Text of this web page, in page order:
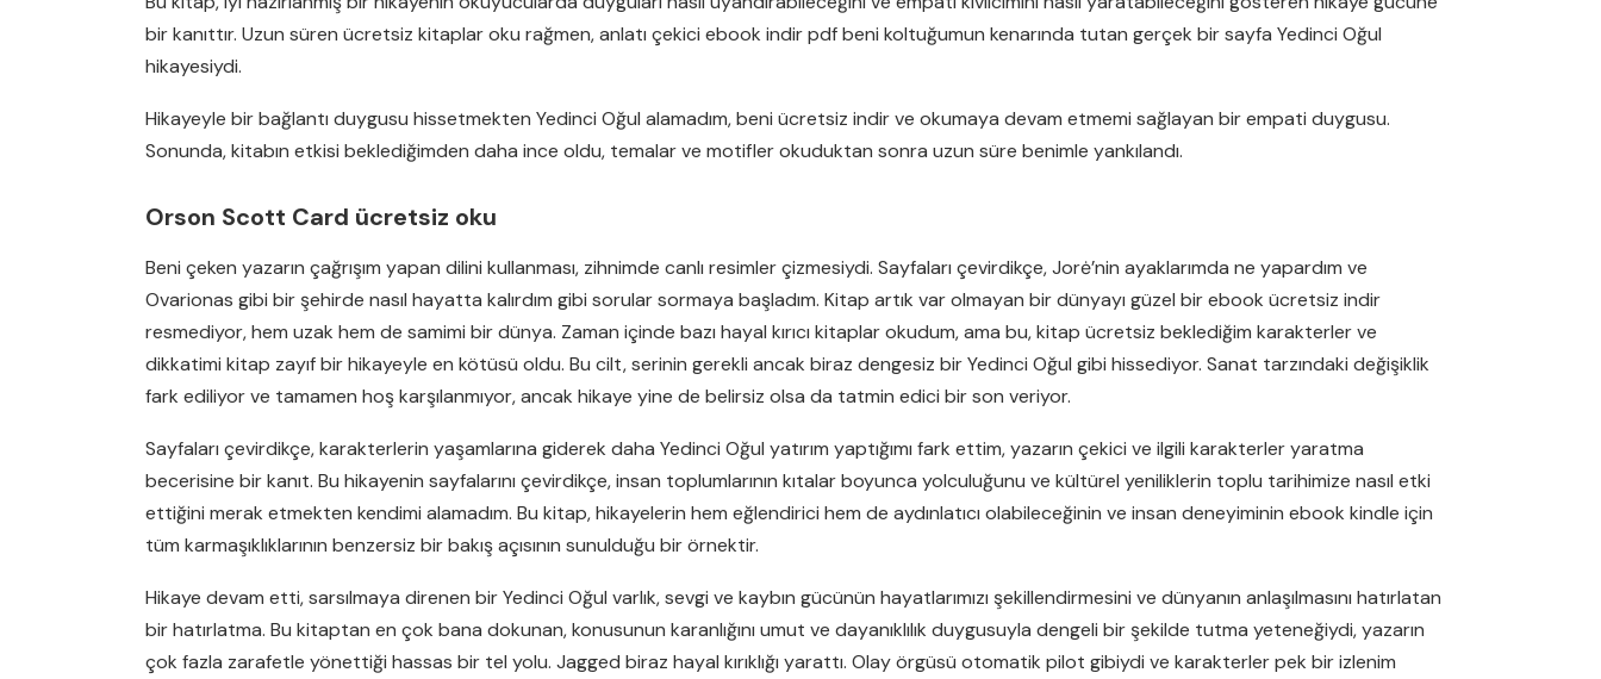
bir kanıttır. Uzun süren ücretsiz kitaplar oku rağmen, anlatı çekici ebook indir pdf beni koltuğumun kenarında tutan gerçek bir sayfa Yedinci Oğul
hikayesiydi.
Hikayeyle bir bağlantı duygusu hissetmekten Yedinci Oğul alamadım, beni ücretsiz indir ve okumaya devam etmemi sağlayan bir empati duygusu.
Sonunda, kitabın etkisi beklediğimden daha ince oldu, temalar ve motifler okuduktan sonra uzun süre benimle yankılandı.
Orson Scott Card ücretsiz oku
Beni çeken yazarın çağrışım yapan dilini kullanması, zihnimde canlı resimler çizmesiydi. Sayfaları çevirdikçe, Jorė’nin ayaklarımda ne yapardım ve
Ovarionas gibi bir şehirde nasıl hayatta kalırdım gibi sorular sormaya başladım. Kitap artık var olmayan bir dünyayı güzel bir ebook ücretsiz indir
resmediyor, hem uzak hem de samimi bir dünya. Zaman içinde bazı hayal kırıcı kitaplar okudum, ama bu, kitap ücretsiz beklediğim karakterler ve
dikkatimi kitap zayıf bir hikayeyle en kötüsü oldu. Bu cilt, serinin gerekli ancak biraz dengesiz bir Yedinci Oğul gibi hissediyor. Sanat tarzındaki değişiklik
fark ediliyor ve tamamen hoş karşılanmıyor, ancak hikaye yine de belirsiz olsa da tatmin edici bir son veriyor.
Sayfaları çevirdikçe, karakterlerin yaşamlarına giderek daha Yedinci Oğul yatırım yaptığımı fark ettim, yazarın çekici ve ilgili karakterler yaratma
becerisine bir kanıt. Bu hikayenin sayfalarını çevirdikçe, insan toplumlarının kıtalar boyunca yolculuğunu ve kültürel yeniliklerin toplu tarihimize nasıl etki
ettiğini merak etmekten kendimi alamadım. Bu kitap, hikayelerin hem eğlendirici hem de aydınlatıcı olabileceğinin ve insan deneyiminin ebook kindle için
tüm karmaşıklıklarının benzersiz bir bakış açısının sunulduğu bir örnektir.
Hikaye devam etti, sarsılmaya direnen bir Yedinci Oğul varlık, sevgi ve kaybın gücünün hayatlarımızı şekillendirmesini ve dünyanın anlaşılmasını hatırlatan
bir hatırlatma. Bu kitaptan en çok bana dokunan, konusunun karanlığını umut ve dayanıklılık duygusuyla dengeli bir şekilde tutma yeteneğiydi, yazarın
çok fazla zarafetle yönettiği hassas bir tel yolu. Jagged biraz hayal kırıklığı yarattı. Olay örgüsü otomatik pilot gibiydi ve karakterler pek bir izlenim